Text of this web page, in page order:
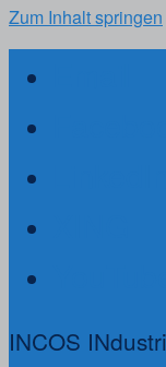
Zum Inhalt springen
INCOS